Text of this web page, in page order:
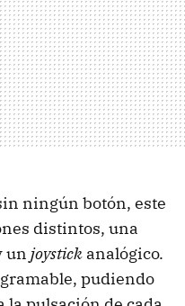
ningún botón, este
distintos, una
un joystick analógico.
pudiendo